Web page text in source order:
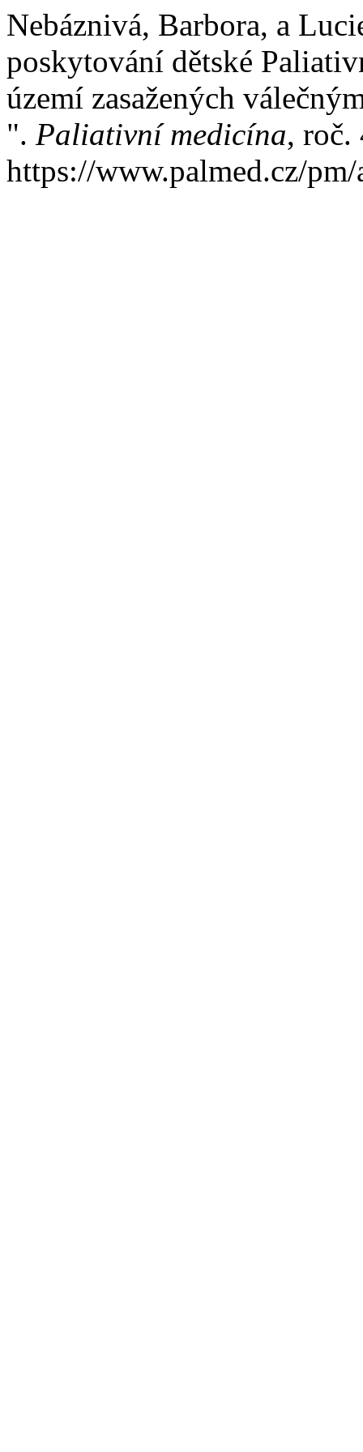
Nebáznivá, Barbora, a
poskytování dětské
území zasažených
". Paliativní medicína, roč.
https://www.palmed.cz/